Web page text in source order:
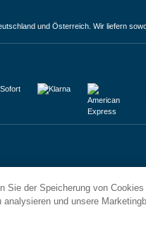
und Österreich. Wir liefern
Sie der Speicherung von
und unsere